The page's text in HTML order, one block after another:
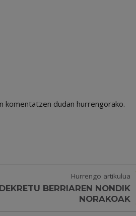
komentatzen dudan hurrengorako.
Hurrengo artikulua
DEKRETU BERRIAREN NONDIK
NORAKOAK